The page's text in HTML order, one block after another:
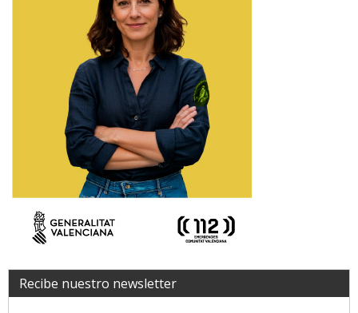
Recibe nuestro newsletter